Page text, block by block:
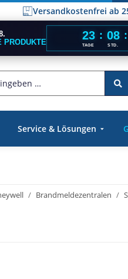
Versandkostenfrei ab
PRODUKTE
23
TAGE
: 08
STD.
:
Service & Lösungen
Brandmeldezentralen